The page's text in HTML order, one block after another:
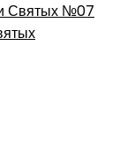
Святых №07